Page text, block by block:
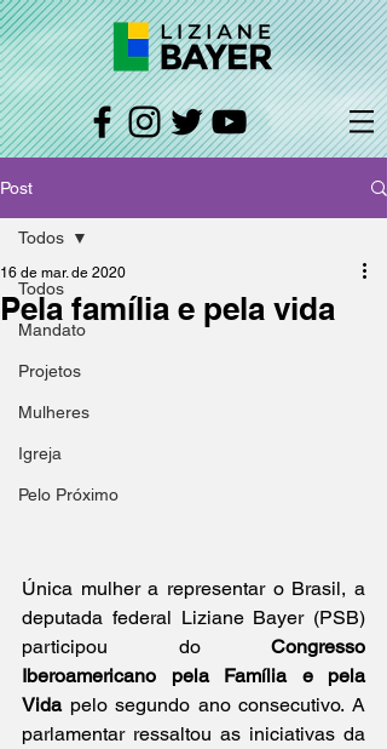
Post
Todos
Mandato
Projetos
Mulheres
Igreja
Pelo Próximo
Todos
Pela família e pela vida
16 de mar. de 2020
Única mulher a representar o Brasil, a
deputada federal Liziane Bayer (PSB)
participou do Congresso
Iberoamericano pela Família e pela
Vida pelo segundo ano consecutivo. A
parlamentar ressaltou as iniciativas da